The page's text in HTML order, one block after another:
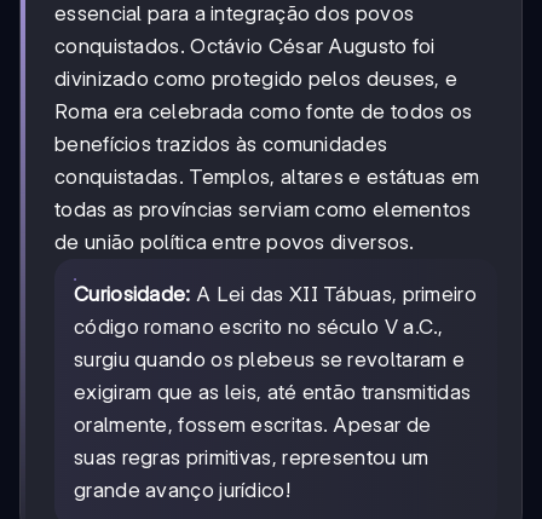
essencial para a integração dos povos
conquistados. Octávio César Augusto foi
divinizado como protegido pelos deuses, e
Roma era celebrada como fonte de todos os
benefícios trazidos às comunidades
conquistadas. Templos, altares e estátuas em
todas as províncias serviam como elementos
de união política entre povos diversos.
Curiosidade: A Lei das XII Tábuas, primeiro
código romano escrito no século V a.C.,
surgiu quando os plebeus se revoltaram e
exigiram que as leis, até então transmitidas
oralmente, fossem escritas. Apesar de
suas regras primitivas, representou um
grande avanço jurídico!